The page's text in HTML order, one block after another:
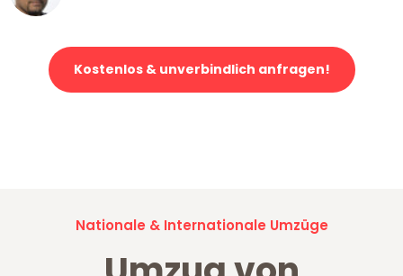
Kostenlos & unverbindlich anfragen!
Nationale & Internationale Umzüge